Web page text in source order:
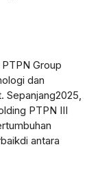
Perbesar
PTPN Group
dan
. Sepanjang2025,
PTPN III
di antara